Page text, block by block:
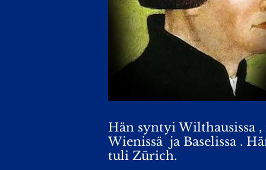
Hän syntyi Wilthausissa ,
Wienissä ja Baselissa .
tuli Zürich.